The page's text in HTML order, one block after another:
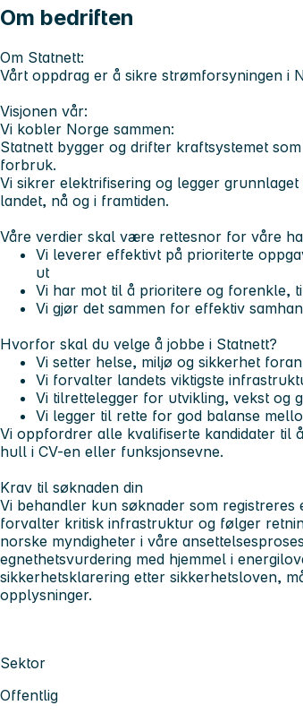
Om bedriften
Om Statnett:
Vårt oppdrag er å sikre strømforsyningen i
Visjonen vår:
Vi kobler Norge sammen:
Statnett bygger og drifter kraftsystemet
forbruk.
Vi sikrer elektrifisering og legger
landet, nå og i framtiden.
Våre verdier skal være rettesnor for våre
Vi leverer effektivt på prioriterte
ut
Vi har mot til å prioritere og forenkle,
Vi gjør det sammen for effektiv
Hvorfor skal du velge å jobbe i Statnett?
Vi setter helse, miljø og sikkerhet
Vi forvalter landets viktigste
Vi tilrettelegger for utvikling, vekst og
Vi legger til rette for god balanse
Vi oppfordrer alle kvalifiserte kandidater til
hull i CV-en eller funksjonsevne.
Krav til søknaden din
Vi behandler kun søknader som
forvalter kritisk infrastruktur og følger
norske myndigheter i våre
egnethetsvurdering med hjemmel i
sikkerhetsklarering etter sikkerhetsloven,
opplysninger.
Sektor
Offentlig